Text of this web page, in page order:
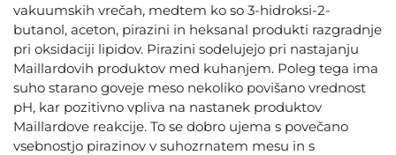
vakuumskih vrečah, medtem ko so 3-hidroksi-2-
butanol, aceton, pirazini in heksanal produkti razgradnje
pri oksidaciji lipidov. Pirazini sodelujejo pri nastajanju
Maillardovih produktov med kuhanjem. Poleg tega ima
suho starano goveje meso nekoliko povišano vrednost
pH, kar pozitivno vpliva na nastanek produktov
Maillardove reakcije. To se dobro ujema s povečano
vsebnostjo pirazinov v suhozrnatem mesu in s